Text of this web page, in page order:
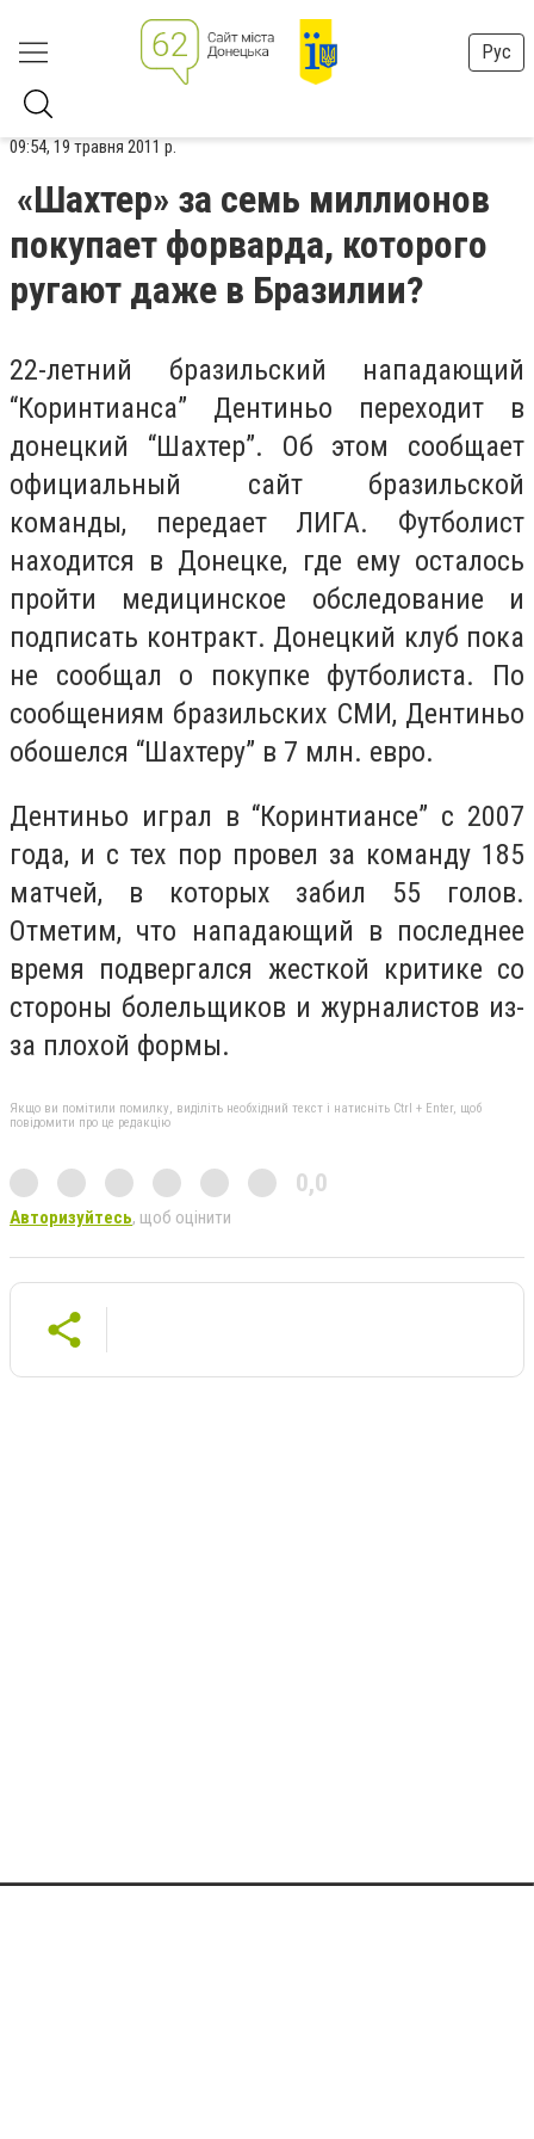
Рус
09:54, 19 травня 2011 р.
«Шахтер» за семь миллионов
покупает форварда, которого
ругают даже в Бразилии?
22-летний бразильский нападающий
“Коринтианса” Дентиньо переходит в
донецкий “Шахтер”. Об этом сообщает
официальный сайт бразильской
команды, передает ЛИГА. Футболист
находится в Донецке, где ему осталось
пройти медицинское обследование и
подписать контракт. Донецкий клуб пока
не сообщал о покупке футболиста. По
сообщениям бразильских СМИ, Дентиньо
обошелся “Шахтеру” в 7 млн. евро.
Дентиньо играл в “Коринтиансе” с 2007
года, и с тех пор провел за команду 185
матчей, в которых забил 55 голов.
Отметим, что нападающий в последнее
время подвергался жесткой критике со
стороны болельщиков и журналистов из-
за плохой формы.
Якщо ви помітили помилку, виділіть необхідний текст і натисніть Ctrl + Enter, щоб
повідомити про це редакцію
0,0
Авторизуйтесь, щоб оцінити